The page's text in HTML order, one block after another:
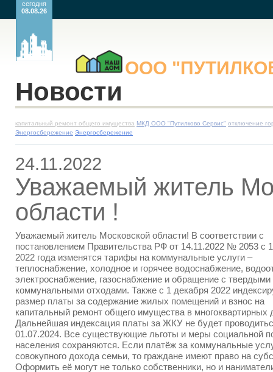
ООО
сегодня
08.08.26
Новости
капитальный ремонт общего имущества МКД ООО "Путилково Сервис" отключение
Энергосбережение Энергосбережение
24.11.2022
Уважаемый житель
области !
Уважаемый житель Московской области! В соответствии с
постановлением Правительства РФ от 14.11.2022 № 2053 с
2022 года изменятся тарифы на коммунальные услуги –
теплоснабжение, холодное и горячее водоснабжение,
электроснабжение, газоснабжение и обращение с твердыми
коммунальными отходами. Также с 1 декабря 2022
размер платы за содержание жилых помещений и взнос на
капитальный ремонт общего имущества в многоквартирных
Дальнейшая индексация платы за ЖКУ не будет
01.07.2024. Все существующие льготы и меры социальной
населения сохраняются. Если платёж за коммунальные
совокупного дохода семьи, то граждане имеют право на
Оформить её могут не только собственники, но и